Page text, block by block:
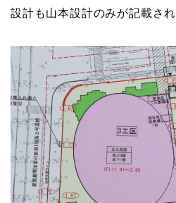
設計も山本設計のみが記載され